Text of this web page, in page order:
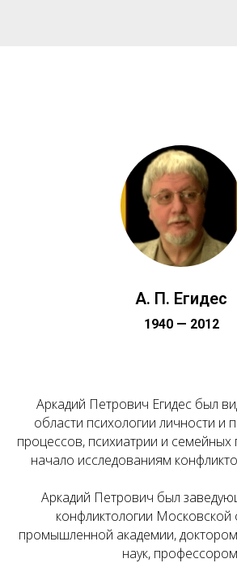
А. П. Егидес
1940 — 2012
Аркадий Петрович Егидес был
области психологии личности и
процессов, психиатрии и
начало исследованиям
Аркадий Петрович был
конфликтологии
промышленной академии,
наук,